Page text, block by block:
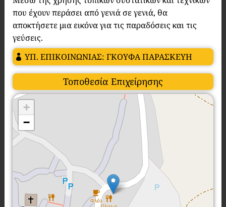
που έχουν περάσει από γενιά σε γενιά, θα
αποκτήσετε μια εικόνα για τις παραδόσεις και τις
γεύσεις.
ΥΠ. ΕΠΙΚΟΙΝΩΝΙΑΣ: ΓΚΟΥΦΑ ΠΑΡΑΣΚΕΥΗ
Τοποθεσία Επιχείρησης
+
−